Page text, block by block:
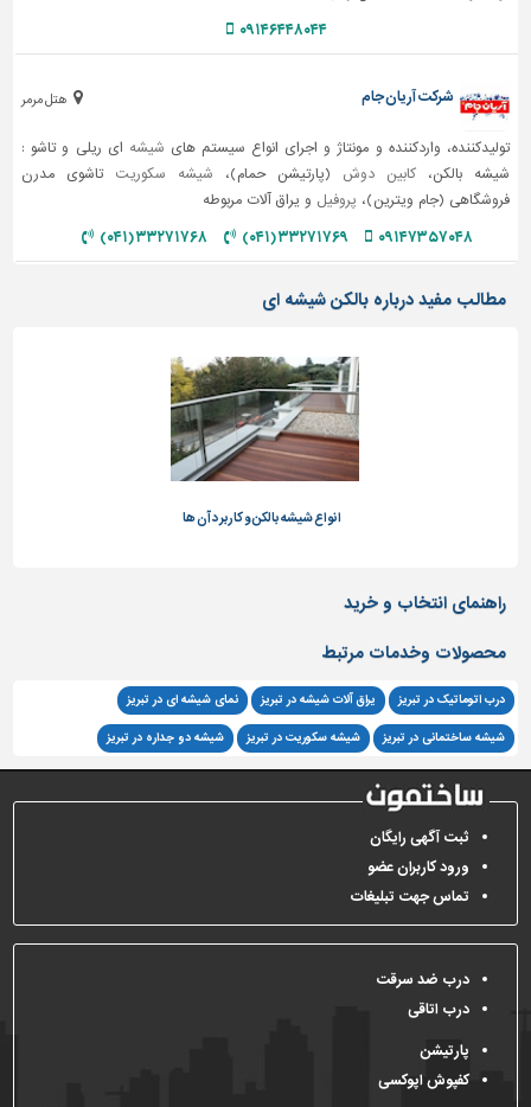
تاسیسات
ساختمان
شهرسازی،
ترافیک
و
سازه
۰۹۱۴۶۴۴۸۰۴۴
هتل مرمر شرکت آریان جام
تولیدکننده، واردکننده و مونتاژ و اجرای انواع سیستم های شیشه ای ریلی و تاشو :
شیشه بالکن، کابین دوش (پارتیشن حمام)، شیشه سکوریت تاشوی مدرن
فروشگاهی (جام ویترین)، پروفیل و یراق آلات مربوطه
۰۹۱۴۷۳۵۷۰۴۸ ۳۳۲۷۱۷۶۹ (۰۴۱) ۳۳۲۷۱۷۶۸ (۰۴۱)
مطالب مفید درباره بالکن شیشه ای
انواع شیشه بالکن و کاربرد آن ها
راهنمای انتخاب و خرید
محصولات وخدمات مرتبط
درب اتوماتیک در تبریز یراق آلات شیشه در تبریز نمای شیشه ای در تبریز
شیشه ساختمانی در تبریز شیشه سکوریت در تبریز شیشه دو جداره در تبریز
ثبت آگهی رایگان
ورود کاربران عضو
تماس جهت تبلیغات
درب ضد سرقت
درب اتاقی
پارتیشن
کفپوش اپوکسی